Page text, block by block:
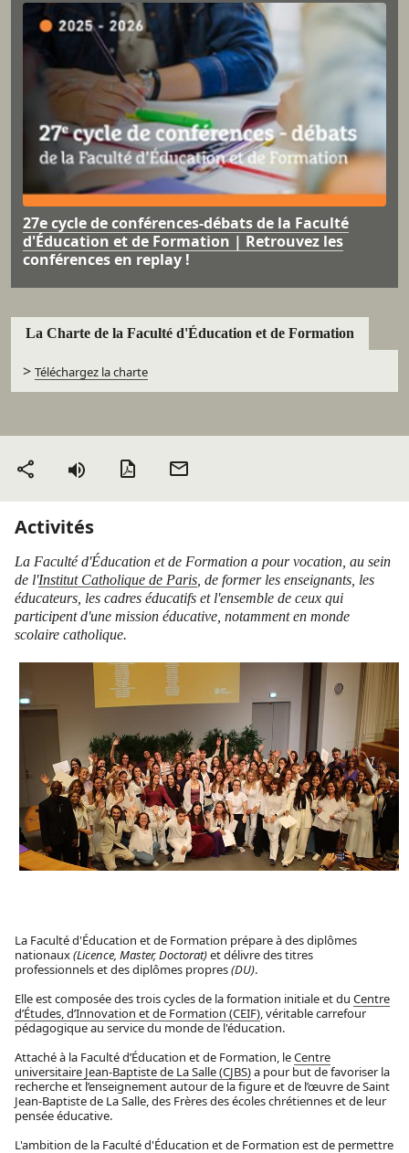
27e cycle de conférences-débats de la Faculté
d'Éducation et de Formation | Retrouvez les
conférences en replay !
La Charte de la Faculté d'Éducation et de Formation
> Téléchargez la charte
Partager Version PDF
Activités
La Faculté d'Éducation et de Formation a pour vocation, au sein
de l'Institut Catholique de Paris , de former les enseignants, les
éducateurs, les cadres éducatifs et l'ensemble de ceux qui
participent d'une mission éducative, notamment en monde
scolaire catholique.
La Faculté d'Éducation et de Formation prépare à des diplômes
nationaux(Licence, Master, Doctorat)et délivre des titres
professionnels et des diplômes propres(DU).
Elle est composée des trois cycles de la formation initiale et du Centre
d’Études, d’Innovation et de Formation (CEIF), véritable carrefour
pédagogique au service du monde de l'éducation.
Attaché à la Faculté d’Éducation et de Formation, leCentre
universitaire Jean-Baptiste de La Salle (CJBS)a pour but de favoriser la
recherche et l’enseignement autour de la figure et de l’œuvre de Saint
Jean-Baptiste de La Salle, des Frères des écoles chrétiennes et de leur
pensée éducative.
L'ambition de la Faculté d'Éducation et de Formation est de permettre